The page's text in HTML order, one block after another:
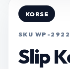
KORSE
SKU WP-
Slip